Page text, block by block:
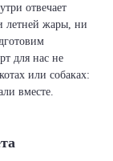
отвечает
летней жары, ни
для нас не
или собаках:
вместе.